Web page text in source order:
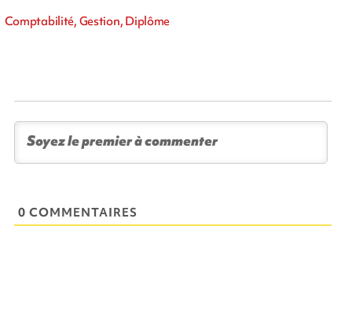
Comptabilité, Gestion, Diplôme
0 COMMENTAIRES